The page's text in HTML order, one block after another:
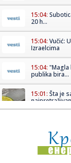
15:04:
20 h...
15:04: Vučić:
Izraelcima
15:04: "Magla
publika bira...
15:01: Šta je
14:58:Užas u
dev...